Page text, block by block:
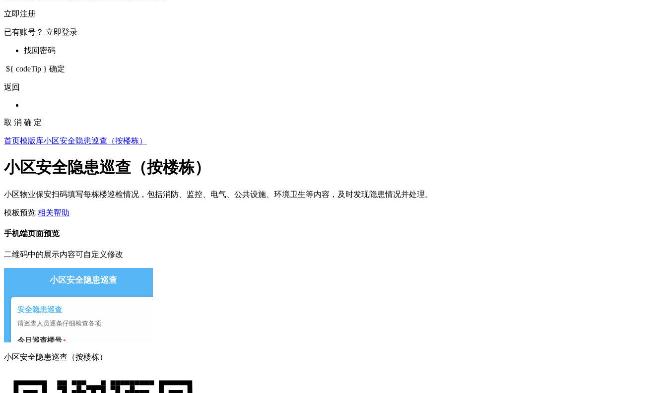
立即注册
已有账号？ 立即登录
找回密码
${ codeTip } 确定
返回
取 消 确 定
首页模版库小区安全隐患巡查（按楼栋）
小区安全隐患巡查（按楼栋）
小区物业保安扫码填写每栋楼巡检情况，包括消防、监控、电气、公共设施、环境卫生等内容，及时发现隐患情况并处理。
模板预览 相关帮助
手机端页面预览
二维码中的展示内容可自定义修改
小区安全隐患巡查（按楼栋）